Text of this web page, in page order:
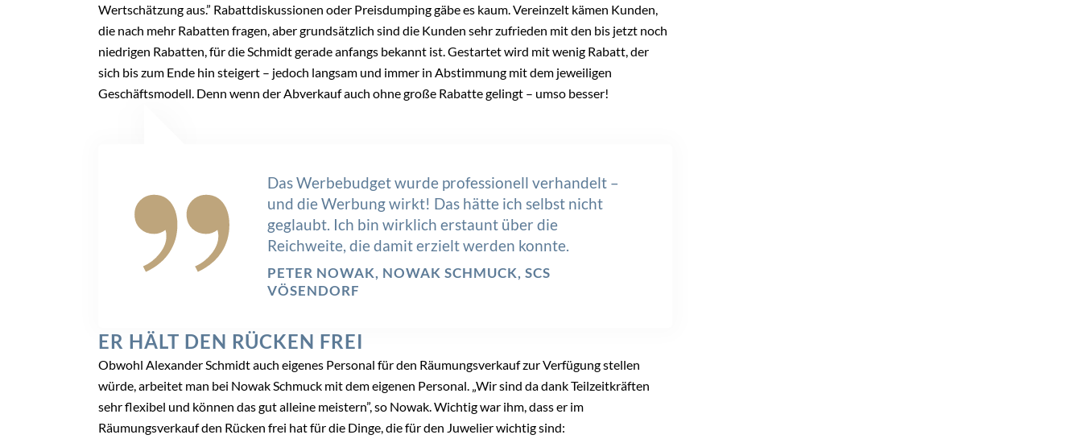
Wertschätzung aus.” Rabattdiskussionen oder Preisdumping gäbe es kaum. Vereinzelt kämen Kunden,
die nach mehr Rabatten fragen, aber grundsätzlich sind die Kunden sehr zufrieden mit den bis jetzt noch
niedrigen Rabatten, für die Schmidt gerade anfangs bekannt ist. Gestartet wird mit wenig Rabatt, der
sich bis zum Ende hin steigert – jedoch langsam und immer in Abstimmung mit dem jeweiligen
Geschäftsmodell. Denn wenn der Abverkauf auch ohne große Rabatte gelingt – umso besser!
Das Werbebudget wurde professionell verhandelt –
und die Werbung wirkt! Das hätte ich selbst nicht
geglaubt. Ich bin wirklich erstaunt über die
Reichweite, die damit erzielt werden konnte.
PETER NOWAK, NOWAK SCHMUCK, SCS
VÖSENDORF
ER HÄLT DEN RÜCKEN FREI
Obwohl Alexander Schmidt auch eigenes Personal für den Räumungsverkauf zur Verfügung stellen
würde, arbeitet man bei Nowak Schmuck mit dem eigenen Personal. „Wir sind da dank Teilzeitkräften
sehr flexibel und können das gut alleine meistern”, so Nowak. Wichtig war ihm, dass er im
Räumungsverkauf den Rücken frei hat für die Dinge, die für den Juwelier wichtig sind: